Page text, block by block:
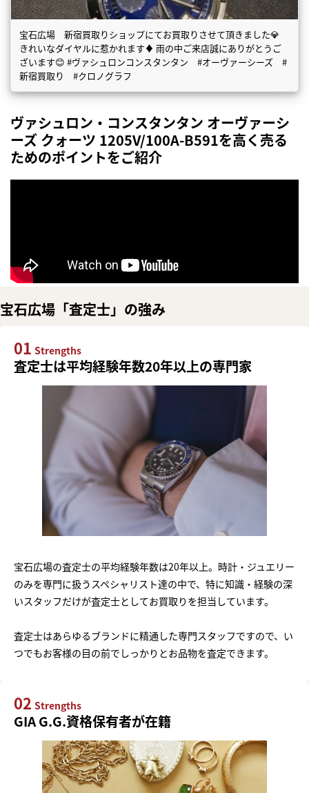
宝石広場 新宿買取りショップにてお買取りさせて頂きました💎
きれいなダイヤルに惹かれます♦️ 雨の中ご来店誠にありがとうご
ざいます😊 #ヴァシュロンコンスタンタン #オーヴァーシーズ #
新宿買取り #クロノグラフ
ヴァシュロン・コンスタンタン オーヴァーシ
ーズ クォーツ 1205V/100A-B591を高く売る
ためのポイントをご紹介
宝石広場「査定士」の強み
01 Strengths
査定士は平均経験年数20年以上の専門家
宝石広場の査定士の平均経験年数は20年以上。時計・ジュエリー
のみを専門に扱うスペシャリスト達の中で、特に知識・経験の深
いスタッフだけが査定士としてお買取りを担当しています。
査定士はあらゆるブランドに精通した専門スタッフですので、い
つでもお客様の目の前でしっかりとお品物を査定できます。
02 Strengths
GIA G.G.資格保有者が在籍